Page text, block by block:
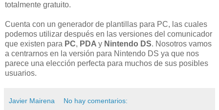
totalmente gratuito.
Cuenta con un generador de plantillas para PC, las cuales
podemos utilizar después en las versiones del comunicador
que existen para PC, PDA y Nintendo DS. Nosotros vamos
a centrarnos en la versión para Nintendo DS ya que nos
parece una elección perfecta para muchos de sus posibles
usuarios.
Javier Mairena No hay comentarios: